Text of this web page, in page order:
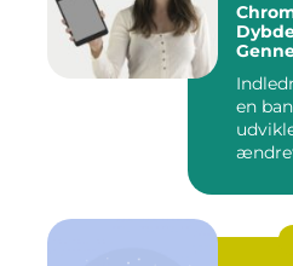
Indledning:
en